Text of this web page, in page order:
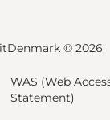
© 2026
WAS (Web
Statement)